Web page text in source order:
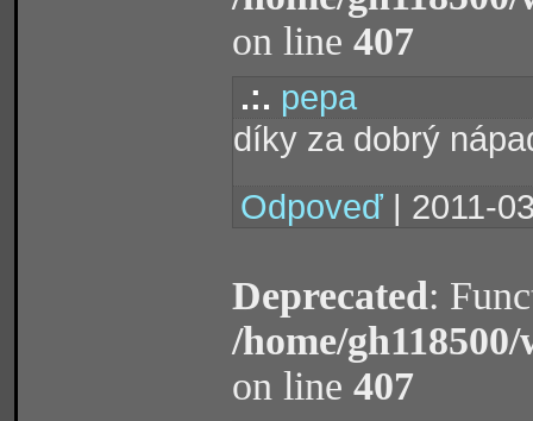
on line 407
.:. pepa
díky za dobrý
Odpoveď | 2011-
Deprecated:
/home/
on line 407